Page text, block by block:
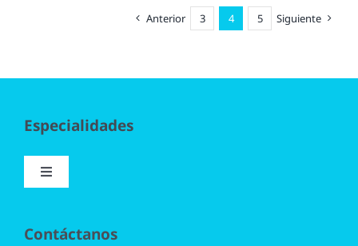
Anterior 3 4 5 Siguiente
Especialidades
Toggle
Contáctanos